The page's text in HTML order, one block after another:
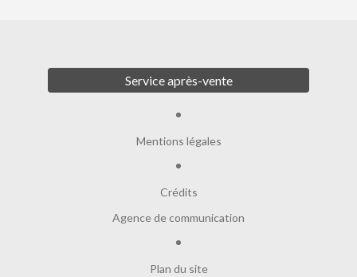
Service après-vente
Mentions légales
Crédits
Agence de communication
Plan du site